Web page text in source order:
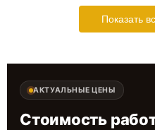
Показать
АКТУАЛЬНЫЕ ЦЕНЫ
Стоимость